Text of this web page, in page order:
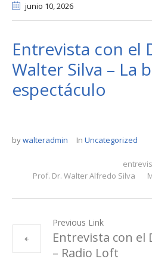
junio 10, 2026
Entrevista con el
Walter Silva – La
espectáculo
bywalteradmin In Uncategorized
Prof. Dr. Walter Alfredo Silva
Previous Link
Entrevista con el
– Radio Loft